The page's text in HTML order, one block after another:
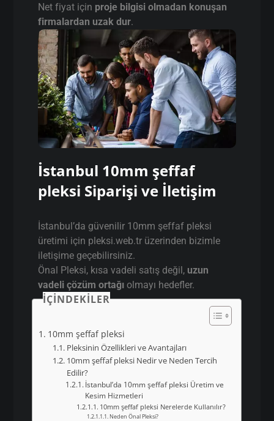
Net fiyat için proje bilgisi olmadan konuşan
firmalardan uzak dur.
İstanbul 10mm şeffaf
pleksi Siparişi ve İletişim
İstanbul’da güvenilir 10mm şeffaf pleksi
üretimi için pleksi.web.tr üzerinden bizimle
iletişime geçebilirsiniz.
Önal Pleksi, kısa vadeli satış değil, uzun
vadeli çözüm ortağı olmayı hedefler.
İÇINDEKILER
10mm şeffaf pleksi
Pleksinin Özellikleri ve Avantajları
10mm şeffaf pleksi Nedir ve Neden Tercih
Edilir?
İstanbul’da 10mm şeffaf pleksi Üretim ve
Kesim Hizmetleri
10mm şeffaf pleksi Nerelerde Kullanılır?
Neden Önal Pleksi?